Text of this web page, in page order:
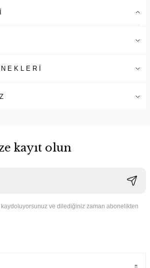
kayıt olun
kaydoluyorsunuz ve dilediğiniz zaman abonelikten